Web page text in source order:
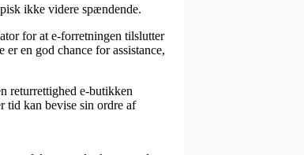
ikke videre spændende.
for at e-forretningen tilslutter
en god chance for assistance,
returrettighed e-butikken
tid kan bevise sin ordre af